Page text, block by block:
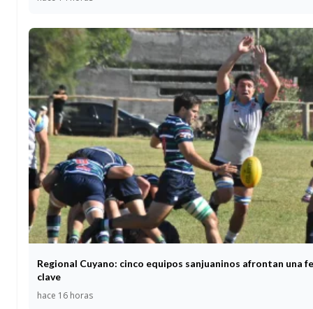
Regional Cuyano: cinco equipos sanjuaninos afrontan una
clave
hace 16 horas